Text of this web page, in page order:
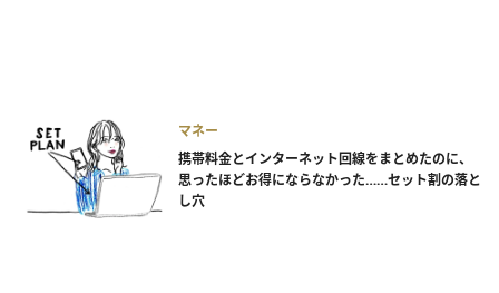
マネー
携帯料金とインターネット回線をまとめたのに、
思ったほどお得にならなかった……セット割の落と
し穴